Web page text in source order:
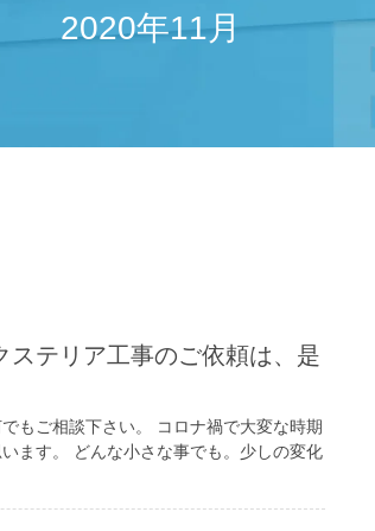
2020年11月
ステリア工事のご依頼は、是
もご相談下さい。 コロナ禍で大変な時期
ます。 どんな小さな事でも。少しの変化